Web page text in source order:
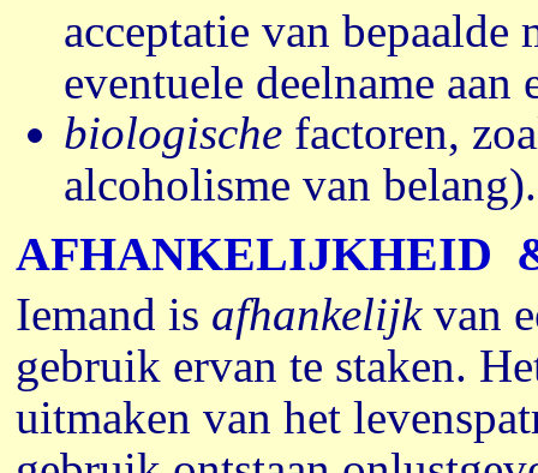
acceptatie van bepaalde
eventuele deelname aan
biologische factoren,
alcoholisme van belang).
AFHANKELIJKHEID
Iemand is afhankelijkvan
gebruik ervan te staken.
uitmaken van het